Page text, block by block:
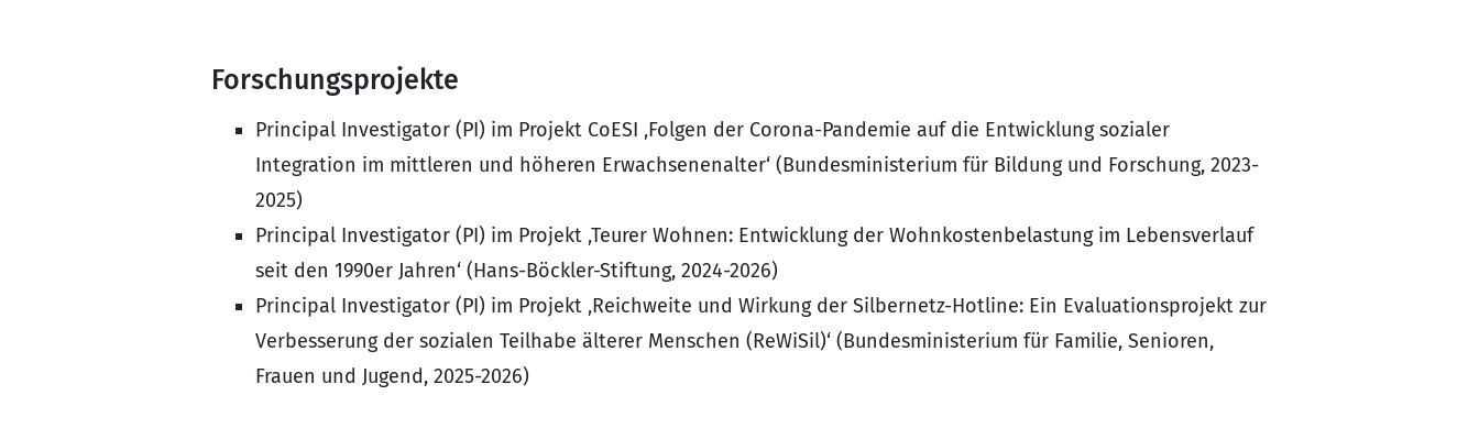
Forschungsprojekte
Principal Investigator (PI) im Projekt CoESI ‚Folgen der Corona-Pandemie auf die Entwicklung sozialer
Integration im mittleren und höheren Erwachsenenalter‘ (Bundesministerium für Bildung und Forschung, 2023-
2025)
Principal Investigator (PI) im Projekt ‚Teurer Wohnen: Entwicklung der Wohnkostenbelastung im Lebensverlauf
seit den 1990er Jahren‘ (Hans-Böckler-Stiftung, 2024-2026)
Principal Investigator (PI) im Projekt ‚Reichweite und Wirkung der Silbernetz-Hotline: Ein Evaluationsprojekt zur
Verbesserung der sozialen Teilhabe älterer Menschen (ReWiSil)‘ (Bundesministerium für Familie, Senioren,
Frauen und Jugend, 2025-2026)